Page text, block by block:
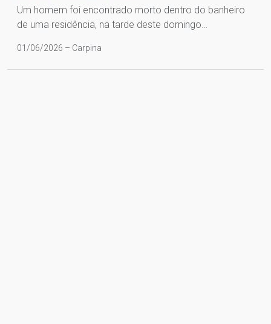
Um homem foi encontrado morto dentro do banheiro
de uma residência, na tarde deste domingo…
01/06/2026 – Carpina